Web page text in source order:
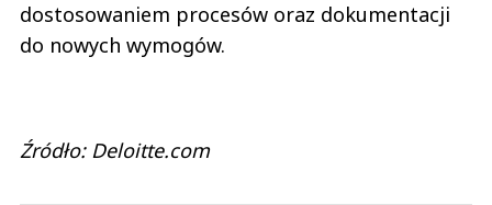
dostosowaniem procesów oraz dokumentacji
do nowych wymogów.
Źródło: Deloitte.com